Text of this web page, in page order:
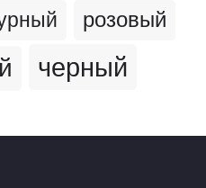
розовый
черный